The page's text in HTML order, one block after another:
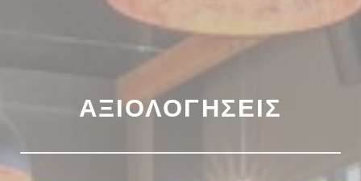
ΑΞΙΟΛΟΓΉΣΕΙΣ